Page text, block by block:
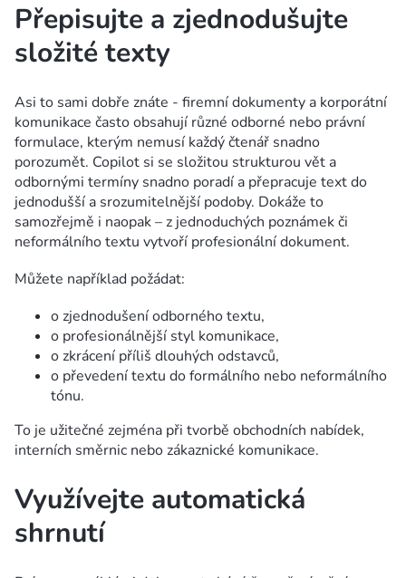
Přepisujte a zjednodušujte
složité texty
Asi to sami dobře znáte - firemní dokumenty a korporátní
komunikace často obsahují různé odborné nebo právní
formulace, kterým nemusí každý čtenář snadno
porozumět. Copilot si se složitou strukturou vět a
odbornými termíny snadno poradí a přepracuje text do
jednodušší a srozumitelnější podoby. Dokáže to
samozřejmě i naopak – z jednoduchých poznámek či
neformálního textu vytvoří profesionální dokument.
Můžete například požádat:
o zjednodušení odborného textu,
o profesionálnější styl komunikace,
o zkrácení příliš dlouhých odstavců,
o převedení textu do formálního nebo neformálního
tónu.
To je užitečné zejména při tvorbě obchodních nabídek,
interních směrnic nebo zákaznické komunikace.
Využívejte automatická
shrnutí